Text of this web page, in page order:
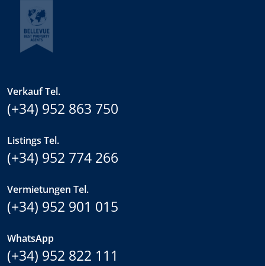
Verkauf Tel.
(+34) 952 863 750
Listings Tel.
(+34) 952 774 266
Vermietungen Tel.
(+34) 952 901 015
WhatsApp
(+34) 952 822 111